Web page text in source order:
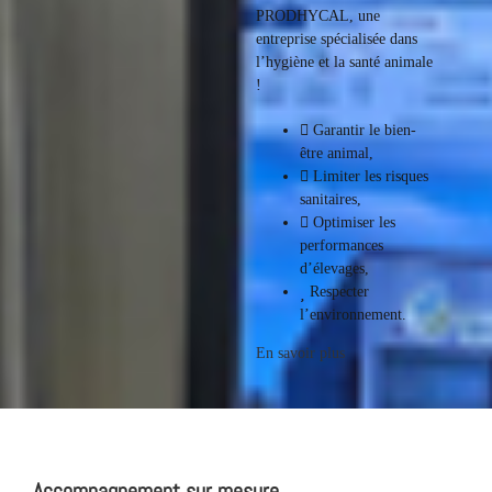
PRODHYCAL, une
entreprise spécialisée dans
l’hygiène et la santé animale
!
Garantir le bien-
être animal,
Limiter les risques
sanitaires,
Optimiser les
performances
d’élevages,
Respecter
l’environnement.
En savoir plus